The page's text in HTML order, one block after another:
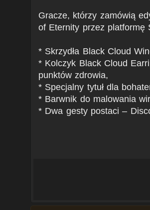
Gracze, którzy zamówią
of Eternity przez platformę
* Skrzydła Black Cloud
* Kolczyk Black Cloud
punktów zdrowia,
* Specjalny tytuł dla
* Barwnik do malowania
* Dwa gesty postaci –